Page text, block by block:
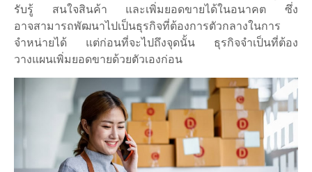
รับรู้ สนใจสินค้า และเพิ่มยอดขายได้ในอนาคต ซึ่ง
อาจสามารถพัฒนาไปเป็นธุรกิจที่ต้องการตัวกลางในการ
จำหน่ายได้ แต่ก่อนที่จะไปถึงจุดนั้น ธุรกิจจำเป็นที่ต้อง
วางแผนเพิ่มยอดขายด้วยตัวเองก่อน